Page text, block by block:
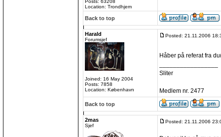
Posts: 63208
Location: Trondhjem
Back to top
Harald
Forumsjef
Joined: 16 May 2004
Posts: 7858
Location: København
Posted: 21.11.2006
Håber på referat fra
Sliter
Medlem nr. 2477
Back to top
2mas
Sjef
Posted: 21.11.2006